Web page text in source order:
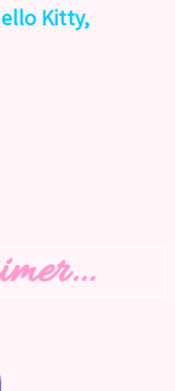
Kitty,